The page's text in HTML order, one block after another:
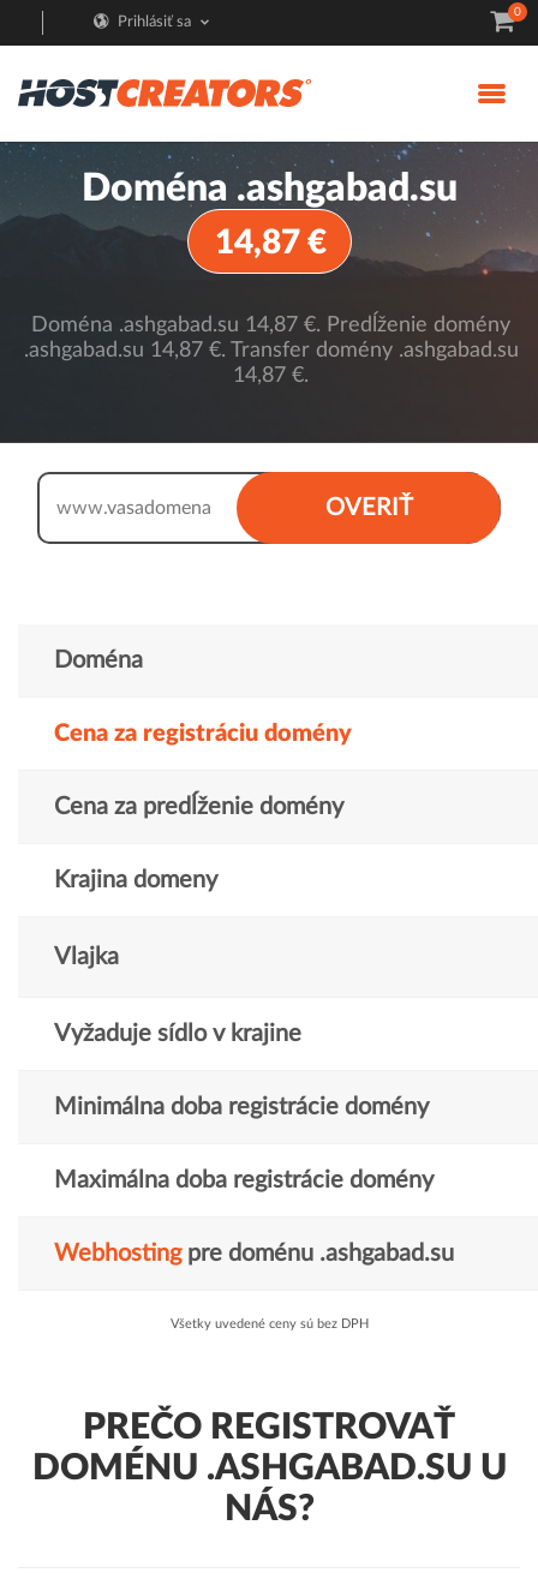
Prihlásiť sa
0
Doména .ashgabad.su
14,87 €
Doména .ashgabad.su 14,87 €. Predĺženie domény
.ashgabad.su 14,87 €. Transfer domény .ashgabad.su
14,87 €.
OVERIŤ
www.
Doména
Cena za registráciu domény
Cena za predĺženie domény
Krajina domeny
Vlajka
Vyžaduje sídlo v krajine
Minimálna doba registrácie domény
Maximálna doba registrácie domény
Webhostingpre doménu .ashgabad.su
Všetky uvedené ceny sú bez DPH
PREČO REGISTROVAŤ
DOMÉNU .ASHGABAD.SU U
NÁS?